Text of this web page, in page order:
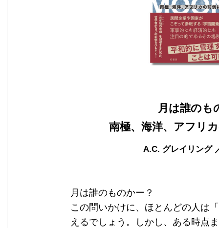
月は誰のも
南極、海洋、アフリ
A.C. グレイリング
月は誰のものかー？
この問いかけに、ほとんどの人は
えるでしょう。しかし、ある時点